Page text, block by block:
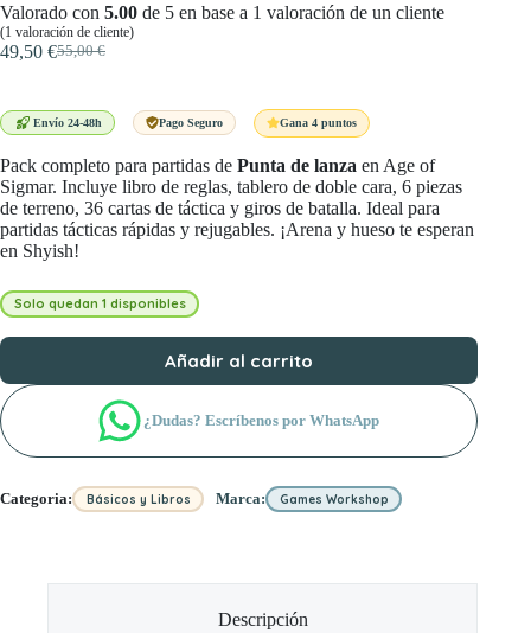
Valorado con 5.00 de 5 en base a 1 valoración de un cliente
(1 valoración de cliente)
55,00€
El
era:
49,50 €El
es:
Envío 24-48h Pago Seguro Gana 4 puntos
Pack completo para partidas de Punta de lanza en Age of
Sigmar. Incluye libro de reglas, tablero de doble cara, 6 piezas
de terreno, 36 cartas de táctica y giros de batalla. Ideal para
partidas tácticas rápidas y rejugables. ¡Arena y hueso te esperan
en Shyish!
Solo quedan 1 disponibles
Añadir al carrito
¿Dudas? Escríbenos por WhatsApp
Categoria: Básicos y Libros Marca: Games Workshop
Descripción